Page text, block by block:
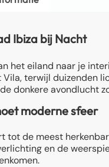
Ibiza bij Nacht
het eiland naar je
Vila, terwijl duizenden
donkere avondlucht
moderne sfeer
tot de meest
en de